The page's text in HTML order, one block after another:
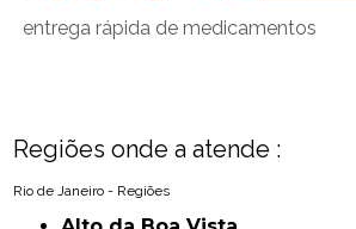
entrega rápida de medicamentos
Regiões onde a atende :
Rio de Janeiro - Regiões